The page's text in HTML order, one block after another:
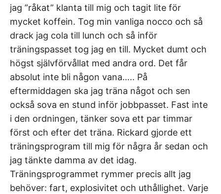
jag ”råkat” klanta till mig och tagit lite för
mycket koffein. Tog min vanliga nocco och så
drack jag cola till lunch och så inför
träningspasset tog jag en till. Mycket dumt och
högst självförvållat med andra ord. Det får
absolut inte bli någon vana….. På
eftermiddagen ska jag träna något och sen
också sova en stund inför jobbpasset. Fast inte
i den ordningen, tänker sova ett par timmar
först och efter det träna. Rickard gjorde ett
träningsprogram till mig för några år sedan och
jag tänkte damma av det idag.
Träningsprogrammet rymmer precis allt jag
behöver: fart, explosivitet och uthållighet. Varje